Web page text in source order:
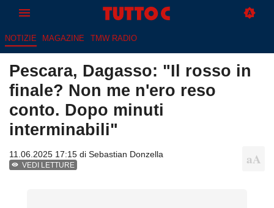
NOTIZIE MAGAZINE TMW RADIO
Pescara, Dagasso: "Il rosso in
finale? Non me n'ero reso
conto. Dopo minuti
interminabili"
11.06.2025 17:15 di Sebastian Donzella
VEDI LETTURE